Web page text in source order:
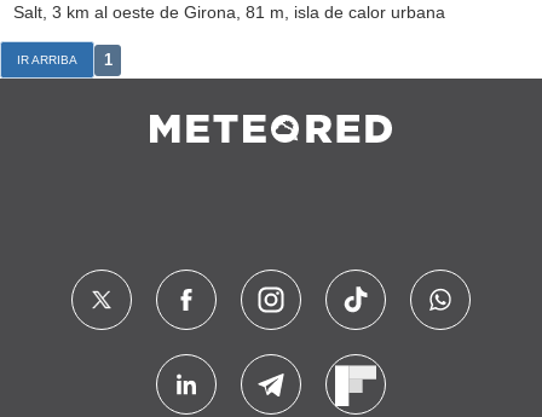
Salt, 3 km al oeste de Girona, 81 m, isla de calor urbana
IR ARRIBA 1